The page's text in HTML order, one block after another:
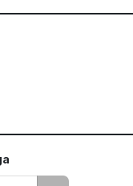
os nossos gabaritos